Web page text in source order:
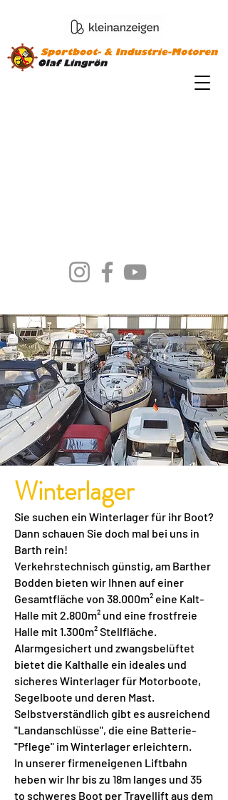
Winterlager
Sie suchen ein Winterlager für ihr Boot?
Dann schauen Sie doch mal bei uns in
Barth rein!
Verkehrstechnisch günstig, am Barther
Bodden bieten wir Ihnen auf einer
Gesamtfläche von 38.000m² eine Kalt-
Halle mit 2.800m² und eine frostfreie
Halle mit 1.300m² Stellfläche.
Alarmgesichert und zwangsbelüftet
bietet die Kalthalle ein ideales und
sicheres Winterlager für Motorboote,
Segelboote und deren Mast.
Selbstverständlich gibt es ausreichend
"Landanschlüsse", die eine Batterie-
"Pflege" im Winterlager erleichtern.
In unserer firmeneigenen Liftbahn
heben wir Ihr bis zu 18m langes und 35
to schweres Boot per Travellift aus dem